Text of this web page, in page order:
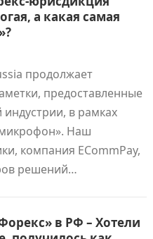
а какая самая
продолжает
предоставленные
в рамках
Наш
компания ECommPay,
решений…
в РФ – Хотели